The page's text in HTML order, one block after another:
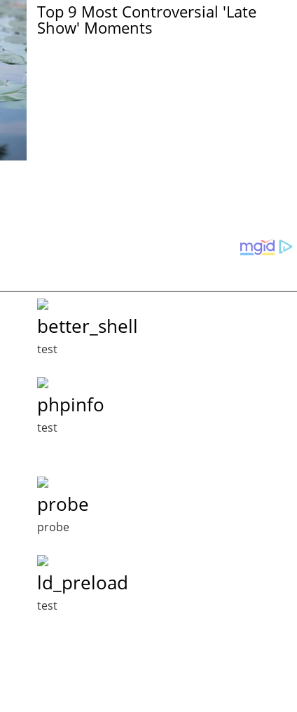
Top 9 Most Controversial 'Late
Show' Moments
better_shell
test
phpinfo
test
probe
probe
ld_preload
test